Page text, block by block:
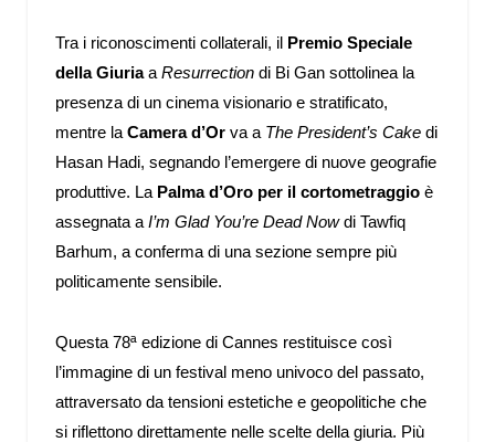
Tra i riconoscimenti collaterali, il Premio Speciale
della Giuriaa Resurrection di Bi Gan sottolinea la
presenza di un cinema visionario e stratificato,
mentre la Camera d’Or va a The President’s Cake di
Hasan Hadi, segnando l’emergere di nuove geografie
produttive. La Palma d’Oro per il cortometraggio è
assegnata a I’m Glad You’re Dead Nowdi Tawfiq
Barhum, a conferma di una sezione sempre più
politicamente sensibile.
Questa 78ª edizione di Cannes restituisce così
l’immagine di un festival meno univoco del passato,
attraversato da tensioni estetiche e geopolitiche che
si riflettono direttamente nelle scelte della giuria. Più